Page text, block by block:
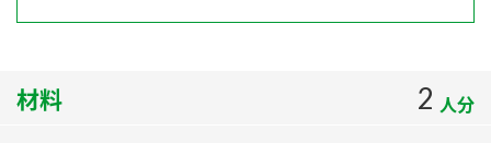
お酢を知ろう！
ぽん酢サワー
各部門が大切にしていること
地図から取り扱い店舗を探す
材料 2 人分